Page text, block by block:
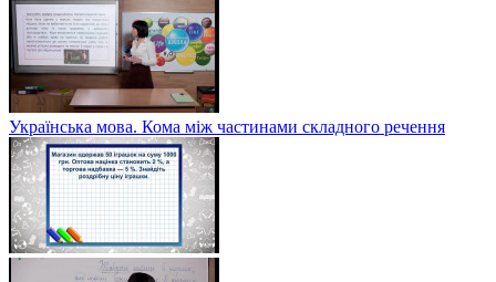
Українська мова. Кома між частинами складного речення